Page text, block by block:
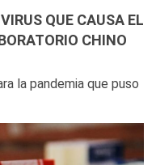
QUE CAUSA EL
CHINO
la pandemia que puso